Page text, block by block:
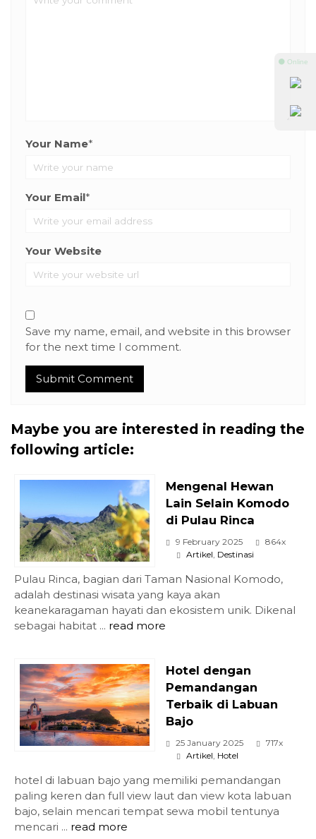
Your Name*
Your Email*
Your Website
Save my name, email, and website in this browser
for the next time I comment.
Maybe you are interested in reading the
following article:
Mengenal Hewan
Lain Selain Komodo
di Pulau Rinca
9 February 2025
864x
Artikel Destinasi
Pulau Rinca, bagian dari Taman Nasional Komodo,
adalah destinasi wisata yang kaya akan
keanekaragaman hayati dan ekosistem unik. Dikenal
sebagai habitat ... read more
Hotel dengan
Pemandangan
Terbaik di Labuan
Bajo
25 January 2025
717x
Artikel Hotel
hotel di labuan bajo yang memiliki pemandangan
paling keren dan full view laut dan view kota labuan
bajo, selain mencari tempat sewa mobil tentunya
mencari ... read more
⚫ Online